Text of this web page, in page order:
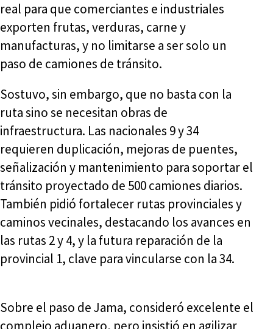
real para que comerciantes e industriales
exporten frutas, verduras, carne y
manufacturas, y no limitarse a ser solo un
paso de camiones de tránsito.
Sostuvo, sin embargo, que no basta con la
ruta sino se necesitan obras de
infraestructura. Las nacionales 9 y 34
requieren duplicación, mejoras de puentes,
señalización y mantenimiento para soportar el
tránsito proyectado de 500 camiones diarios.
También pidió fortalecer rutas provinciales y
caminos vecinales, destacando los avances en
las rutas 2 y 4, y la futura reparación de la
provincial 1, clave para vincularse con la 34.
Sobre el paso de Jama, consideró excelente el